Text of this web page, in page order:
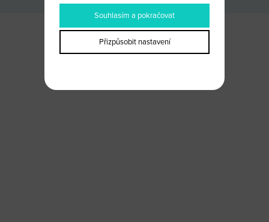
Souhlasím a pokračovat
Přizpůsobit nastavení